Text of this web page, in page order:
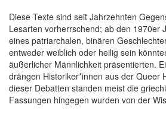
Diese Texte sind seit Jahrzehnten
Lesarten vorherrschend; ab den 1970er
eines patriarchalen, binären
entweder weiblich oder heilig sein
äußerlicher Männlichkeit präsentierten.
drängen Historiker*innen aus der Queer
dieser Debatten standen meist die
Fassungen hingegen wurden von der